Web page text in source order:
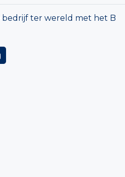
bedrijf ter wereld met het B